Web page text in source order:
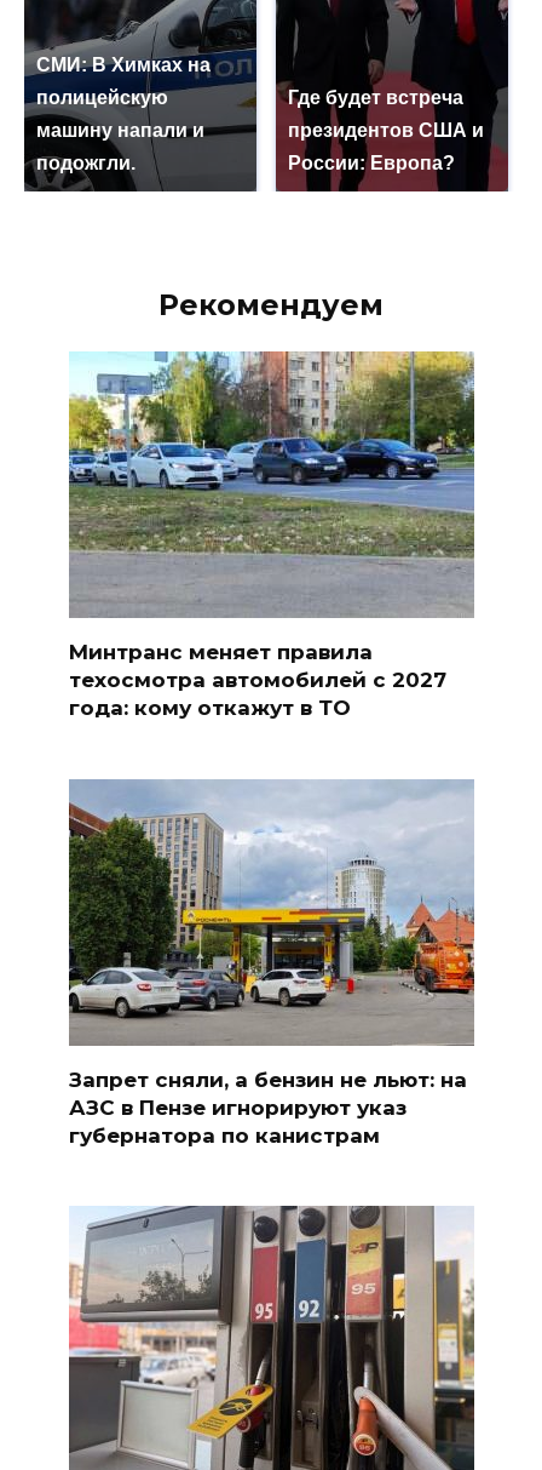
СМИ: В Химках на
полицейскую
машину напали и
подожгли.
Где будет встреча
президентов США и
России: Европа?
Рекомендуем
Минтранс меняет правила
техосмотра автомобилей с 2027
года: кому откажут в ТО
Запрет сняли, а бензин не льют: на
АЗС в Пензе игнорируют указ
губернатора по канистрам